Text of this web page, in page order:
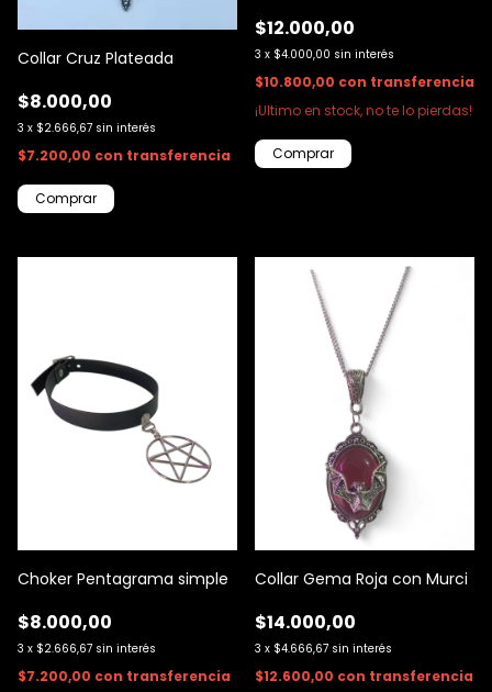
Collar Cruz Plateada
$8.000,00
3 x $2.666,67 sin interés
$7.200,00 con transferencia
$12.000,00
3 x $4.000,00 sin interés
$10.800,00 con transferencia
¡Ultimo en stock, no te lo pierdas!
Choker Pentagrama simple
$8.000,00
3 x $2.666,67 sin interés
$7.200,00 con transferencia
Collar Gema Roja con Murci
$14.000,00
3 x $4.666,67 sin interés
$12.600,00 con transferencia